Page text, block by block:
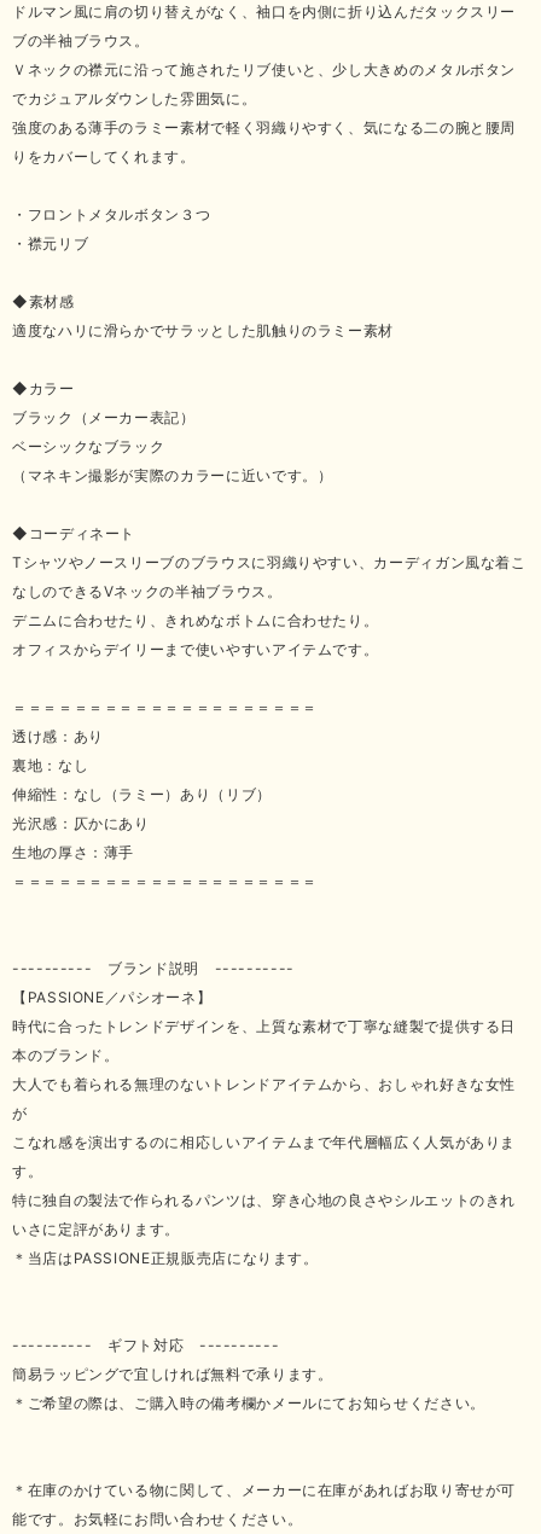
ドルマン風に肩の切り替えがなく、袖口を内側に折り込んだタックスリー
ブの半袖ブラウス。
Ｖネックの襟元に沿って施されたリブ使いと、少し大きめのメタルボタン
でカジュアルダウンした雰囲気に。
強度のある薄手のラミー素材で軽く羽織りやすく、気になる二の腕と腰周
りをカバーしてくれます。
・フロントメタルボタン３つ
・襟元リブ
◆素材感
適度なハリに滑らかでサラッとした肌触りのラミー素材
◆カラー
ブラック（メーカー表記）
ベーシックなブラック
（マネキン撮影が実際のカラーに近いです。）
◆コーディネート
Tシャツやノースリーブのブラウスに羽織りやすい、カーディガン風な着こ
なしのできるVネックの半袖ブラウス。
デニムに合わせたり、きれめなボトムに合わせたり。
オフィスからデイリーまで使いやすいアイテムです。
＝＝＝＝＝＝＝＝＝＝＝＝＝＝＝＝＝＝＝＝
透け感：あり
裏地：なし
伸縮性：なし（ラミー）あり（リブ）
光沢感：仄かにあり
生地の厚さ：薄手
＝＝＝＝＝＝＝＝＝＝＝＝＝＝＝＝＝＝＝＝
---------- ブランド説明 ----------
【PASSIONE／パシオーネ】
時代に合ったトレンドデザインを、上質な素材で丁寧な縫製で提供する日
本のブランド。
大人でも着られる無理のないトレンドアイテムから、おしゃれ好きな女性
が
こなれ感を演出するのに相応しいアイテムまで年代層幅広く人気がありま
す。
特に独自の製法で作られるパンツは、穿き心地の良さやシルエットのきれ
いさに定評があります。
＊当店はPASSIONE正規販売店になります。
---------- ギフト対応 ----------
簡易ラッピングで宜しければ無料で承ります。
＊ご希望の際は、ご購入時の備考欄かメールにてお知らせください。
＊在庫のかけている物に関して、メーカーに在庫があればお取り寄せが可
能です。お気軽にお問い合わせください。